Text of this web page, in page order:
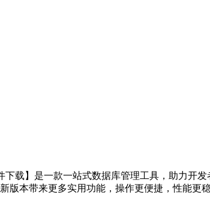
下载】是一款一站式数据库管理工具，助力开
版本带来更多实用功能，操作更便捷，性能更